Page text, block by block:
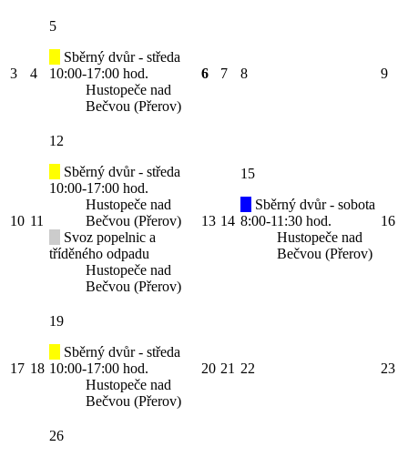
3 4
5
Sběrný dvůr - středa
10:00-17:00 hod.
Hustopeče nad
Bečvou (Přerov)
6 7 8 9
10 11
12
Sběrný dvůr - středa
10:00-17:00 hod.
Hustopeče nad
Bečvou (Přerov)
Svoz popelnic a
tříděného odpadu
Hustopeče nad
Bečvou (Přerov)
13 14
15
Sběrný dvůr - sobota
8:00-11:30 hod.
Hustopeče nad
Bečvou (Přerov)
16
17 18
19
Sběrný dvůr - středa
10:00-17:00 hod.
Hustopeče nad
Bečvou (Přerov)
20 21 22 23
26